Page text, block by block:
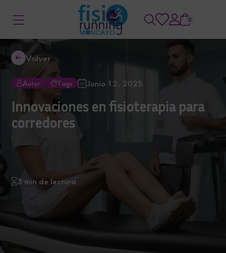
0
Volver
Autor Tags Junio 12, 2025
Innovaciones en fisioterapia para
corredores
3 min de lectura